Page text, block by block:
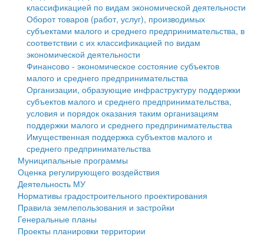
Фотоальбом
Проекты административных регламентов
Антимонопольный комплаенс
Противодействие коррупции
среднего предпринимательства
Муниципальные программы
Контрольно-счетная палата
Персональные данные
Оценка регулирующего воздействия
Деятельность МУ
Нормативы градостроительного проектирования
Правила землепользования и застройки
Генеральные планы
Проекты планировки территории
классификацией по видам экономической деятельности
Оборот товаров (работ, услуг), производимых
субъектами малого и среднего предпринимательства, в
соответствии с их классификацией по видам
экономической деятельности
Финансово - экономическое состояние субъектов
малого и среднего предпринимательства
Организации, образующие инфраструктуру поддержки
субъектов малого и среднего предпринимательства,
условия и порядок оказания таким организациям
поддержки малого и среднего предпринимательства
Имущественная поддержка субъектов малого и
среднего предпринимательства
Муниципальные программы
Оценка регулирующего воздействия
Деятельность МУ
Нормативы градостроительного проектирования
Правила землепользования и застройки
Генеральные планы
Проекты планировки территории